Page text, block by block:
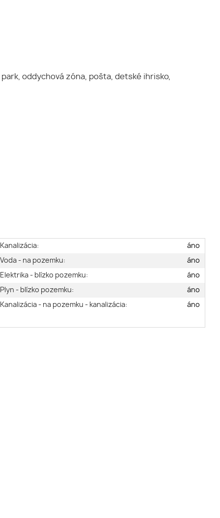
oddychová zóna, pošta, detské ihrisko,
Kanalizácia:
áno
Voda - na pozemku:
áno
Elektrika - blízko pozemku:
áno
Plyn - blízko pozemku:
áno
Kanalizácia - na pozemku - kanalizácia:
áno